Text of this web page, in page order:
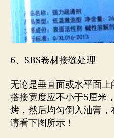
6、SBS卷材接缝处理
无论是垂直面或水平面
搭接宽度应不小于5厘米
烤，然后均匀倒入油膏
请看下图所示！